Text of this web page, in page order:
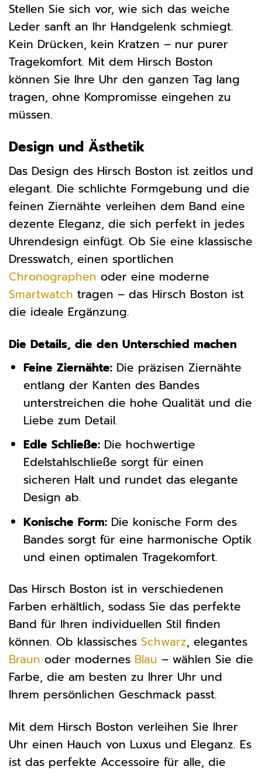
Stellen Sie sich vor, wie sich das weiche
Leder sanft an Ihr Handgelenk schmiegt.
Kein Drücken, kein Kratzen – nur purer
Tragekomfort. Mit dem Hirsch Boston
können Sie Ihre Uhr den ganzen Tag lang
tragen, ohne Kompromisse eingehen zu
müssen.
Design und Ästhetik
Das Design des Hirsch Boston ist zeitlos und
elegant. Die schlichte Formgebung und die
feinen Ziernähte verleihen dem Band eine
dezente Eleganz, die sich perfekt in jedes
Uhrendesign einfügt. Ob Sie eine klassische
Dresswatch, einen sportlichen
Chronographen oder eine moderne
Smartwatch tragen – das Hirsch Boston ist
die ideale Ergänzung.
Die Details, die den Unterschied machen
Feine Ziernähte:Die präzisen Ziernähte
entlang der Kanten des Bandes
unterstreichen die hohe Qualität und die
Liebe zum Detail.
Edle Schließe:Die hochwertige
Edelstahlschließe sorgt für einen
sicheren Halt und rundet das elegante
Design ab.
Konische Form:Die konische Form des
Bandes sorgt für eine harmonische Optik
und einen optimalen Tragekomfort.
Das Hirsch Boston ist in verschiedenen
Farben erhältlich, sodass Sie das perfekte
Band für Ihren individuellen Stil finden
können. Ob klassisches Schwarz, elegantes
Braun oder modernes Blau – wählen Sie die
Farbe, die am besten zu Ihrer Uhr und
Ihrem persönlichen Geschmack passt.
Mit dem Hirsch Boston verleihen Sie Ihrer
Uhr einen Hauch von Luxus und Eleganz. Es
ist das perfekte Accessoire für alle, die